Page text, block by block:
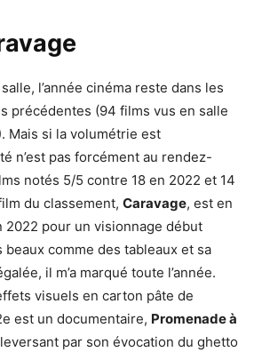
l’année cinéma reste dans les
précédentes (94 films vus en salle
Mais si la volumétrie est
n’est pas forcément au rendez-
notés 5/5 contre 18 en 2022 et 14
du classement, Caravage, est en
pour un visionnage début
beaux comme des tableaux et sa
il m’a marqué toute l’année.
visuels en carton pâte de
est un documentaire, Promenade à
par son évocation du ghetto